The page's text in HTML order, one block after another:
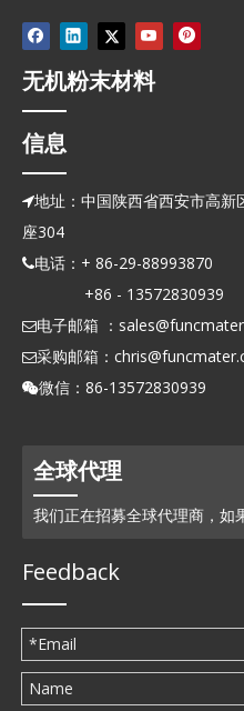
无机粉末材料
信息
地址：中国陕西省西安市高
座304
电话：+ 86-29-88993870
+86 - 13572830939
电子邮箱 ：
采购邮箱：
微信：86-13572830939
全球代理
我们正在招募全球代理商，如
Feedback